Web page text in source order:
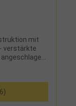
mit
verstärkte
zur
mit
wahlweise